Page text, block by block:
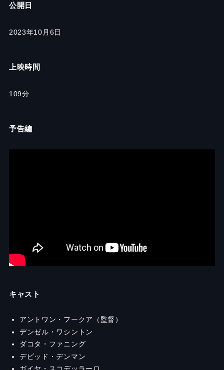
公開日
2023年10月6日
上映時間
109分
予告編
キャスト
アントワン・フークア（監督）
デンゼル・ワシントン
ダコタ・ファニング
デビッド・デンマン